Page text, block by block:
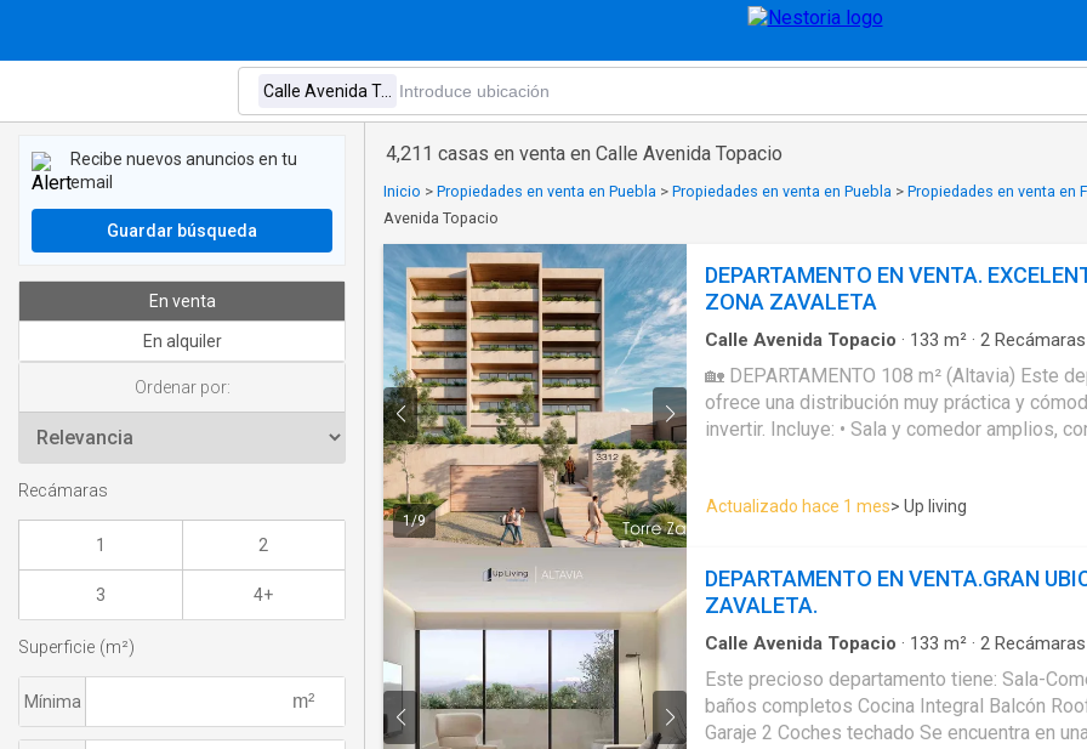
4,211 casas en venta en Calle Avenida Topacio
Inicio > Propiedades en venta en Puebla > Propiedades en venta en Puebla > Propiedades en venta en
Avenida Topacio
1/9
DEPARTAMENTO EN VENTA.
ZONA ZAVALETA
Calle Avenida Topacio · 133 m² · 2 Recámaras
Acceso para personas con
Balcón·Caseta de vigilancia· Cisterna·Cocina
Limpieza·Elevador·Estacionamiento·
closet· Azotea· Seguridad·Terraza·Vista
🏡 DEPARTAMENTO 108 m² (Altavia) Este departamento de 133 m²
ofrece una distribución muy práctica y
invertir. Incluye: • Sala y comedor amplios, con excelente
Recámara principal con baño completo y
Recámara secundaria con clóset y buena
independiente. • 1 o 2 cajones de estacionamiento Techado. Los
espacios están diseñados para ser
de fácil mantenimiento. La distribución
m², dando sensación de amplitud en las
privacidad en las recámaras. Es una excelente opción por su
tamaño, comodidad, ubicación y diseño
Actualizado hace 1 mes> Up living
DEPARTAMENTO EN VENTA.GRAN
ZAVALETA.
Calle Avenida Topacio · 133 m² · 2 Recámaras
Balcón·Caseta de vigilancia·Cisterna·Cocina
Cuarto de Limpieza·Cuarto de servicio·
Despacho·Recámara con closet·Azotea·
Este precioso departamento tiene: Sala-
baños completos Cocina Integral Balcón
Garaje 2 Coches techado Se encuentra en una calle tranquila
Recibe nuevos anuncios en tu
email
Guardar búsqueda
En venta
En alquiler
Ordenar por:
Recámaras
1 2
3 4+
Superficie (m²)
Mínima